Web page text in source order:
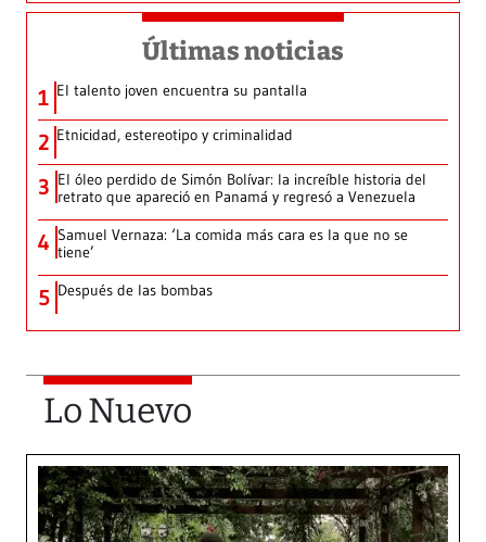
Últimas noticias
1 El talento joven encuentra su pantalla​
2 Etnicidad, estereotipo y criminalidad
3 El óleo perdido de Simón Bolívar: la increíble historia del
retrato que apareció en Panamá y regresó a Venezuela
4 Samuel Vernaza: ‘La comida más cara es la que no se
tiene’
5 Después de las bombas
Lo Nuevo